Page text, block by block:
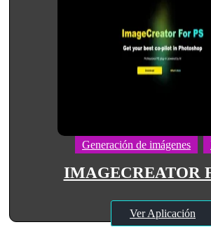
Generación de imágenes
IMAGECREATOR
Ver Aplicación